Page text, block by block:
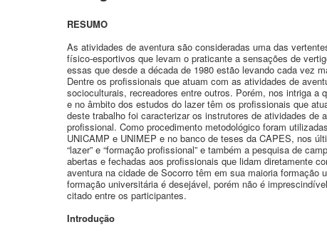
RESUMO
As atividades de aventura são consideradas uma das
físico-esportivos que levam o praticante a sensações de
essas que desde a década de 1980 estão levando cada vez
Dentre os profissionais que atuam com as atividades de
socioculturais, recreadores entre outros. Porém, nos intriga
e no âmbito dos estudos do lazer têm os profissionais que
deste trabalho foi caracterizar os instrutores de atividades de
profissional. Como procedimento metodológico foram
UNICAMP e UNIMEP e no banco de teses da CAPES, nos
“lazer” e “formação profissional” e também a pesquisa de
abertas e fechadas aos profissionais que lidam diretamente
aventura na cidade de Socorro têm em sua maioria
formação universitária é desejável, porém não é
citado entre os participantes.
Introdução